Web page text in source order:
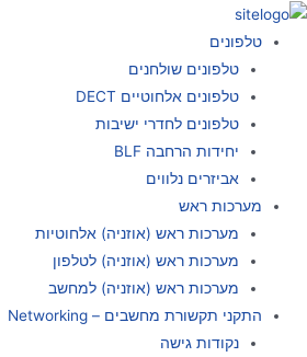
דילוג
לתוכן
טלפונים
טלפונים שולחנים
טלפונים אלחוטיים DECT
טלפונים לחדרי ישיבות
יחידות הרחבה BLF
אביזרים נלווים
מערכות ראש
מערכות ראש (אוזניה) אלחוטיות
מערכות ראש (אוזניה) לטלפון
מערכות ראש (אוזניה) למחשב
התקני תקשורת מחשבים – Networking
נקודות גישה